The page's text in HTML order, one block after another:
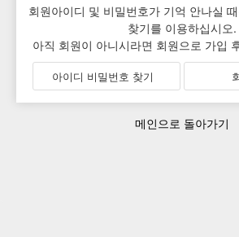
회원아이디 및 비밀번호가 기억 안나실
찾기를 이용하십시오.
아직 회원이 아니시라면 회원으로 가입
아이디 비밀번호 찾기
메인으로 돌아가기